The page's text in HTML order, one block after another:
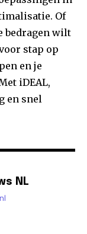
Of
bedragen wilt
stap op
en je
iDEAL,
en snel
NL